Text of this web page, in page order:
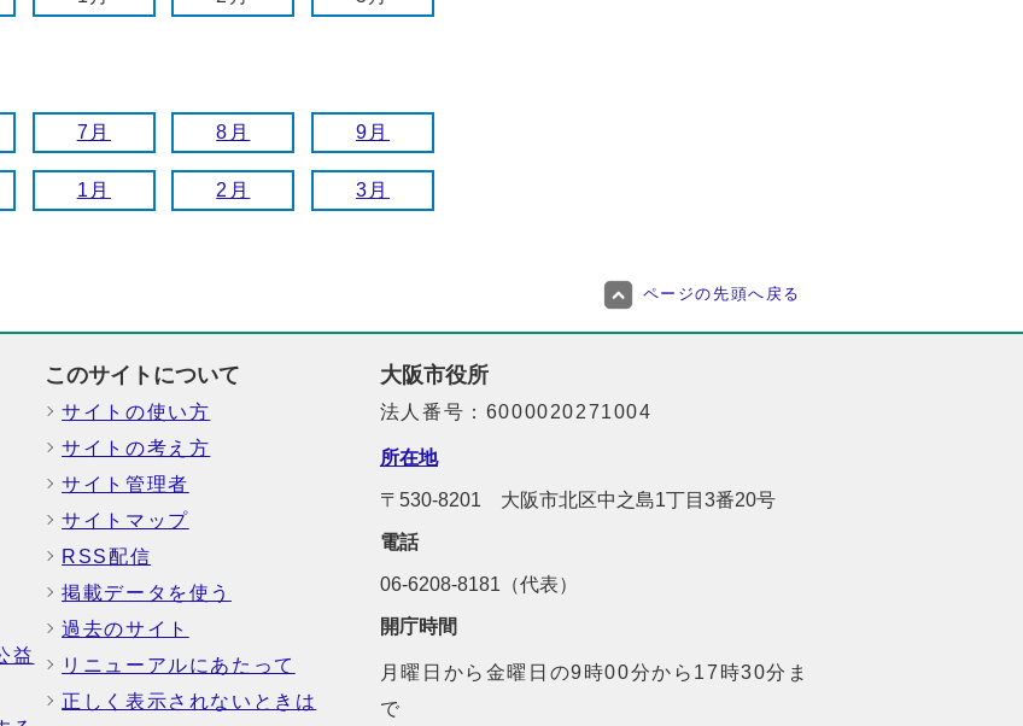
7月 8月 9月
1月 2月 3月
ページの先頭へ戻る
益
このサイトについて
サイトの使い方
サイトの考え方
サイト管理者
サイトマップ
RSS配信
掲載データを使う
過去のサイト
リニューアルにあたって
正しく表示されないときは
大阪市役所
法人番号：6000020271004
所在地
〒530-8201 大阪市北区中之島1丁目3番20号
電話
06-6208-8181（代表）
開庁時間
月曜日から金曜日の9時00分から17時30分ま
で